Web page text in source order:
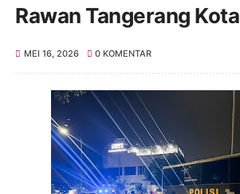
Rawan Tangerang Kota
MEI 16, 2026 0 KOMENTAR